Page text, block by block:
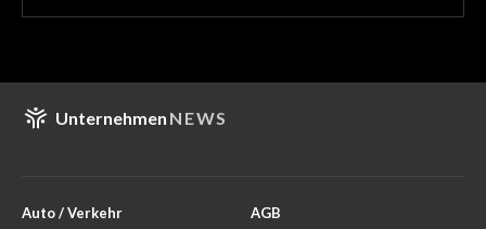
Unternehmen NEWS
Auto / Verkehr
AGB